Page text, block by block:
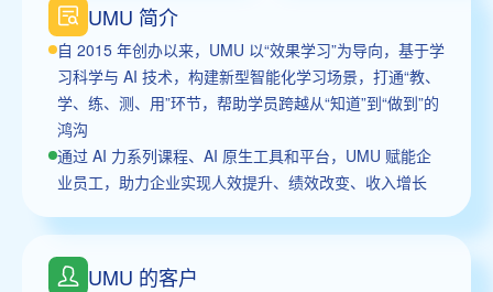
UMU 简介
自 2015 年创办以来，UMU 以“效果学习”为导向，基于学
习科学与 AI 技术，构建新型智能化学习场景，打通“教、
学、练、测、用”环节，帮助学员跨越从“知道”到“做到”的
鸿沟
通过 AI 力系列课程、AI 原生工具和平台，UMU 赋能企
业员工，助力企业实现人效提升、绩效改变、收入增长
UMU 的客户